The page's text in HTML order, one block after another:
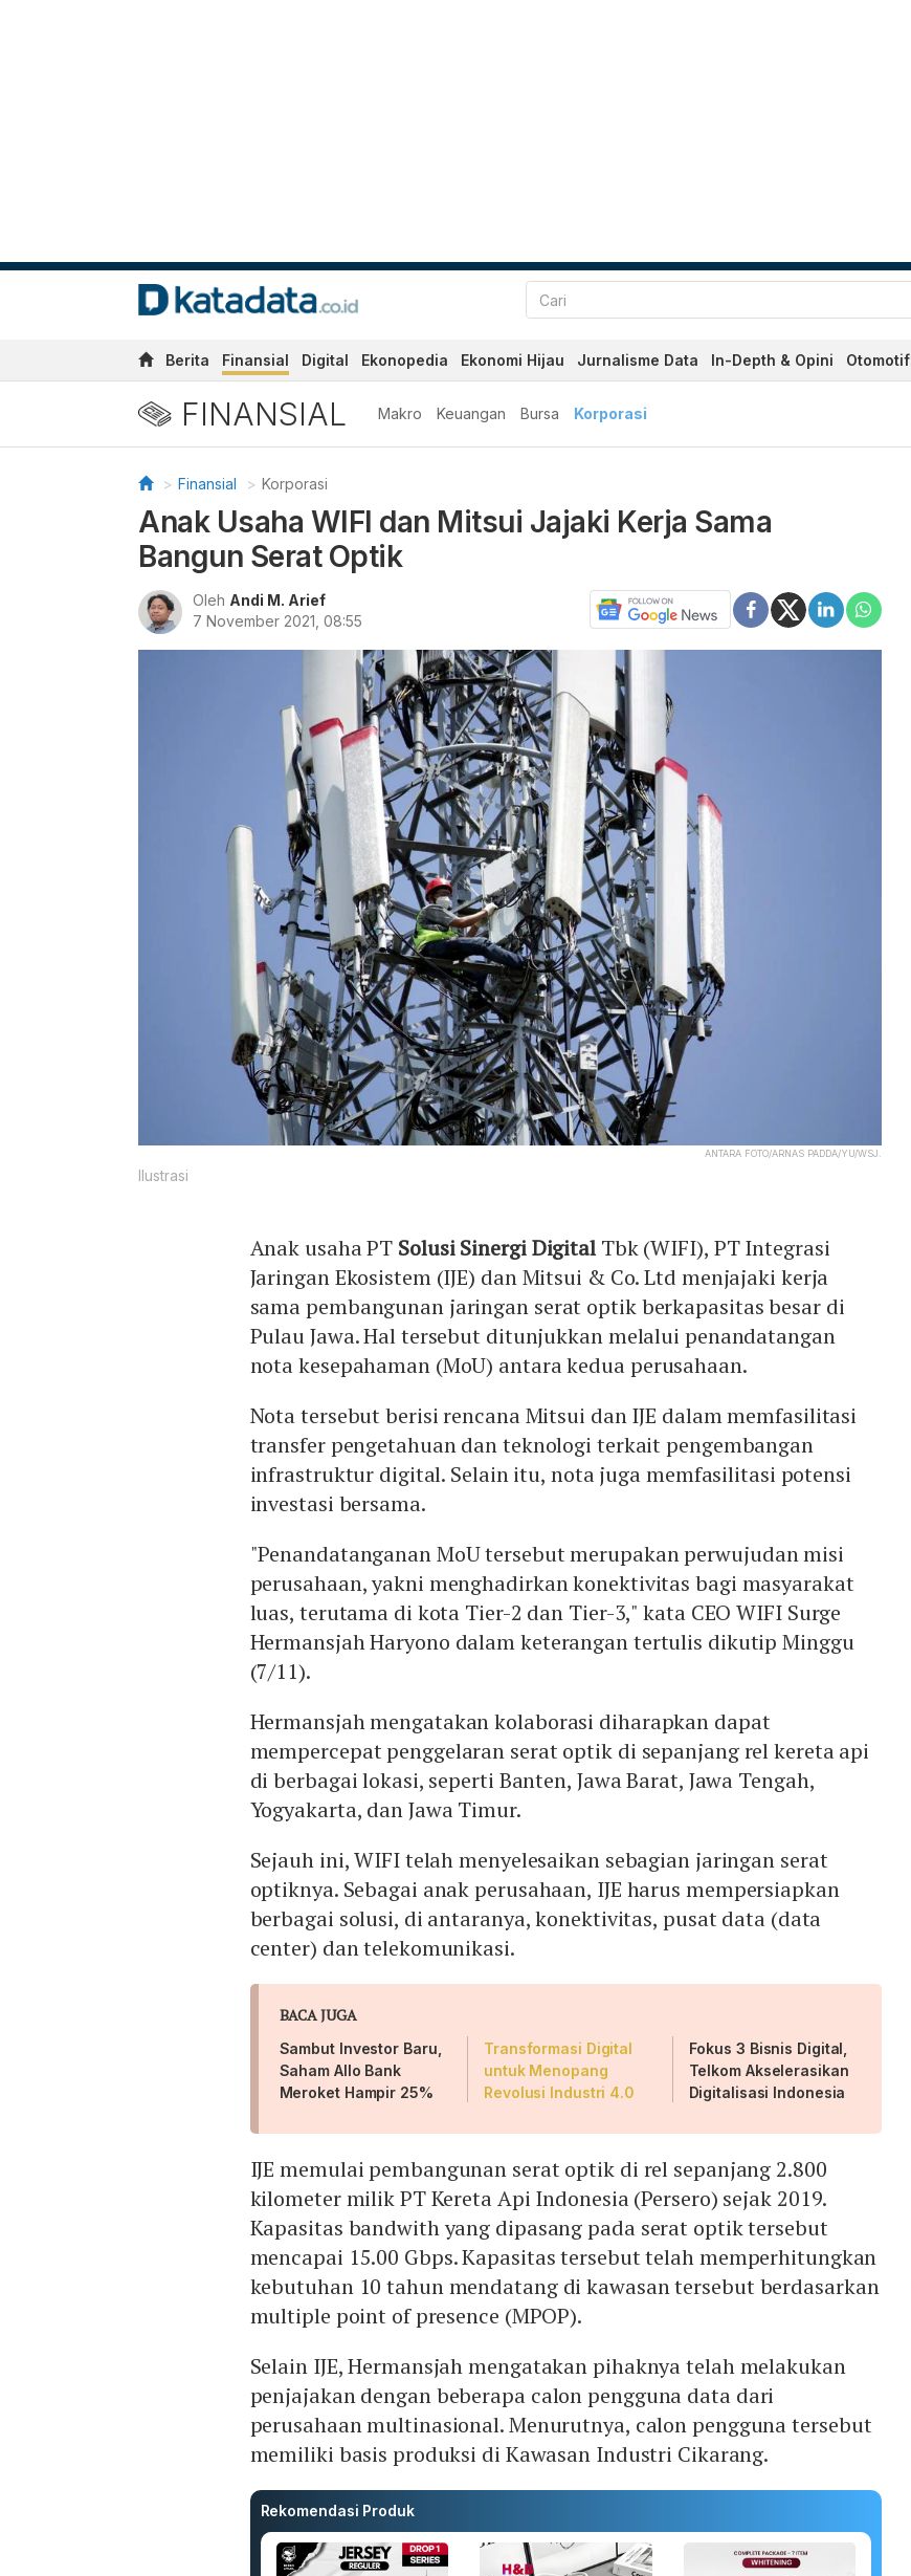
Berita Finansial Digital Ekonopedia Ekonomi Hijau Jurnalisme Data In-Depth & Opini Otomotif
FINANSIAL Makro Keuangan Bursa Korporasi
Finansial Korporasi
Anak Usaha WIFI dan Mitsui Jajaki Kerja Sama
Bangun Serat Optik
Oleh Andi M. Arief
7 November 2021, 08:55
ANTARA FOTO/ARNAS PADDA/YU/WSJ.
Ilustrasi
Anak usaha PT Solusi Sinergi Digital Tbk (WIFI), PT Integrasi
Jaringan Ekosistem (IJE) dan Mitsui & Co. Ltd menjajaki kerja
sama pembangunan jaringan serat optik berkapasitas besar di
Pulau Jawa. Hal tersebut ditunjukkan melalui penandatangan
nota kesepahaman (MoU) antara kedua perusahaan.
Nota tersebut berisi rencana Mitsui dan IJE dalam memfasilitasi
transfer pengetahuan dan teknologi terkait pengembangan
infrastruktur digital. Selain itu, nota juga memfasilitasi potensi
investasi bersama.
"Penandatanganan MoU tersebut merupakan perwujudan misi
perusahaan, yakni menghadirkan konektivitas bagi masyarakat
luas, terutama di kota Tier-2 dan Tier-3," kata CEO WIFI Surge
Hermansjah Haryono dalam keterangan tertulis dikutip Minggu
(7/11).
Hermansjah mengatakan kolaborasi diharapkan dapat
mempercepat penggelaran serat optik di sepanjang rel kereta api
di berbagai lokasi, seperti Banten, Jawa Barat, Jawa Tengah,
Yogyakarta, dan Jawa Timur.
Sejauh ini, WIFI telah menyelesaikan sebagian jaringan serat
optiknya. Sebagai anak perusahaan, IJE harus mempersiapkan
berbagai solusi, di antaranya, konektivitas, pusat data (data
center) dan telekomunikasi.
BACA JUGA
Sambut Investor Baru,
Saham Allo Bank
Meroket Hampir 25%
Transformasi Digital
untuk Menopang
Revolusi Industri 4.0
Fokus 3 Bisnis Digital,
Telkom Akselerasikan
Digitalisasi Indonesia
IJE memulai pembangunan serat optik di rel sepanjang 2.800
kilometer milik PT Kereta Api Indonesia (Persero) sejak 2019.
Kapasitas bandwith yang dipasang pada serat optik tersebut
mencapai 15.00 Gbps. Kapasitas tersebut telah memperhitungkan
kebutuhan 10 tahun mendatang di kawasan tersebut berdasarkan
multiple point of presence (MPOP).
Selain IJE, Hermansjah mengatakan pihaknya telah melakukan
penjajakan dengan beberapa calon pengguna data dari
perusahaan multinasional. Menurutnya, calon pengguna tersebut
memiliki basis produksi di Kawasan Industri Cikarang.
Rekomendasi Produk